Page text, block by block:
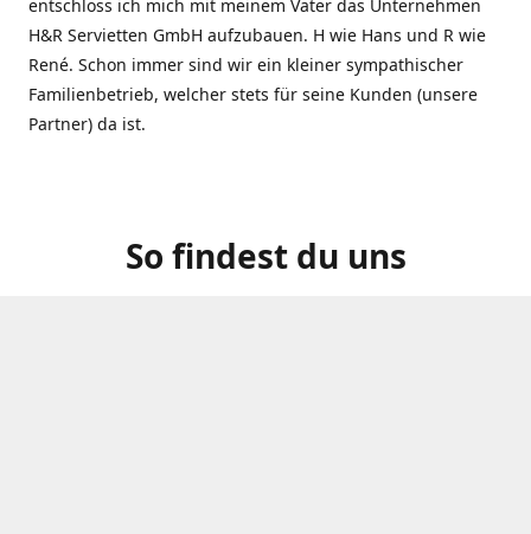
entschloss ich mich mit meinem Vater das Unternehmen
H&R Servietten GmbH aufzubauen. H wie Hans und R wie
René. Schon immer sind wir ein kleiner sympathischer
Familienbetrieb, welcher stets für seine Kunden (unsere
Partner) da ist.
So findest du uns